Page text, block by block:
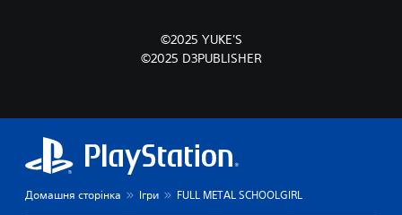
©2025 YUKE'S
©2025 D3PUBLISHER
Домашня сторінка Ігри FULL METAL SCHOOLGIRL